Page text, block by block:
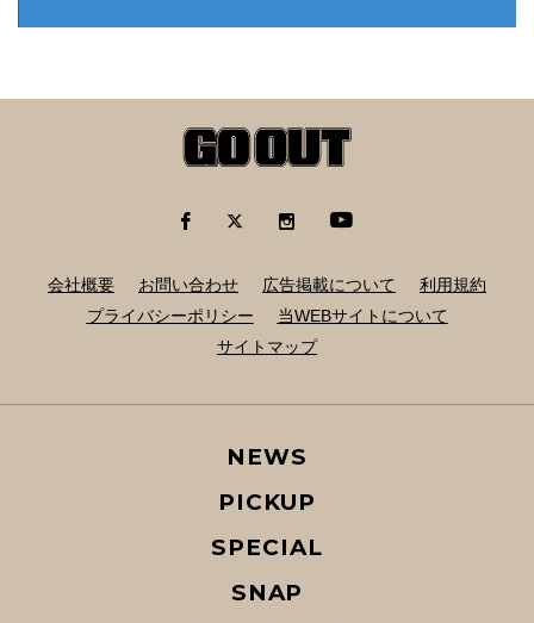
会社概要 お問い合わせ 広告掲載について
利用規約
プライバシーポリシー
当WEBサイトについて
サイトマップ
NEWS
PICKUP
SPECIAL
SNAP